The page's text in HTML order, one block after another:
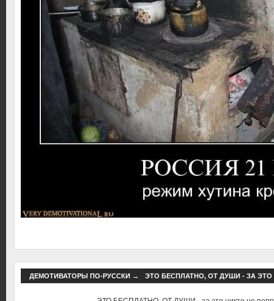
ДЕМОТИВАТОРЫ ПО-РУССКИ→ ЭТО БЕСПЛАТНО, ОТ ДУШИ - ЗА